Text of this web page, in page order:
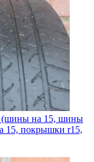
(шины на 15, шины
15, покрышки r15,